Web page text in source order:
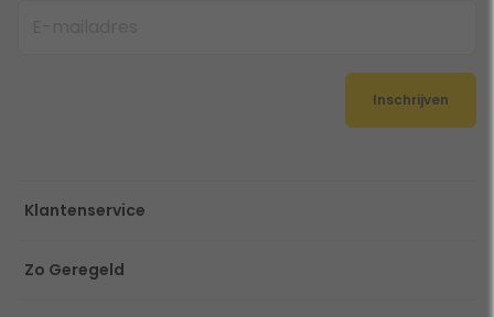
Inschrijven
Klantenservice
Zo Geregeld